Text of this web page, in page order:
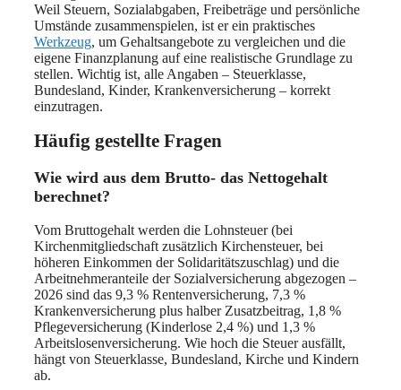
Weil Steuern, Sozialabgaben, Freibeträge und persönliche
Umstände zusammenspielen, ist er ein praktisches
Werkzeug, um Gehaltsangebote zu vergleichen und die
eigene Finanzplanung auf eine realistische Grundlage zu
stellen. Wichtig ist, alle Angaben – Steuerklasse,
Bundesland, Kinder, Krankenversicherung – korrekt
einzutragen.
Häufig gestellte Fragen
Wie wird aus dem Brutto- das Nettogehalt
berechnet?
Vom Bruttogehalt werden die Lohnsteuer (bei
Kirchenmitgliedschaft zusätzlich Kirchensteuer, bei
höheren Einkommen der Solidaritätszuschlag) und die
Arbeitnehmeranteile der Sozialversicherung abgezogen –
2026 sind das 9,3 % Rentenversicherung, 7,3 %
Krankenversicherung plus halber Zusatzbeitrag, 1,8 %
Pflegeversicherung (Kinderlose 2,4 %) und 1,3 %
Arbeitslosenversicherung. Wie hoch die Steuer ausfällt,
hängt von Steuerklasse, Bundesland, Kirche und Kindern
ab.